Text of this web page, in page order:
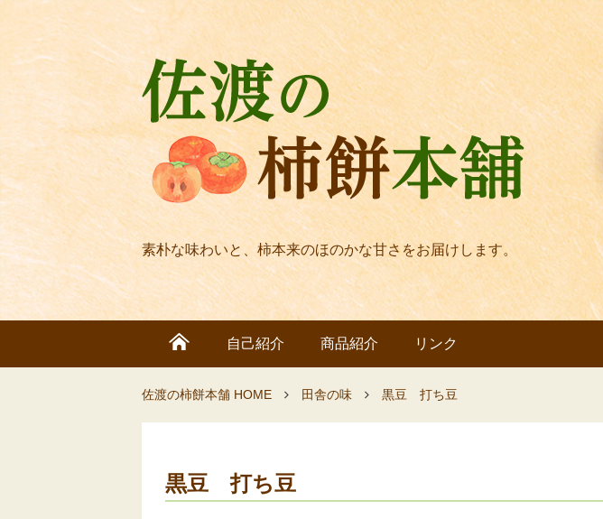
素朴な味わいと、柿本来のほのかな甘さをお届けします。
自己紹介 商品紹介 リンク
佐渡の柿餅本舗 HOME 田舎の味 黒豆 打ち豆
黒豆 打ち豆